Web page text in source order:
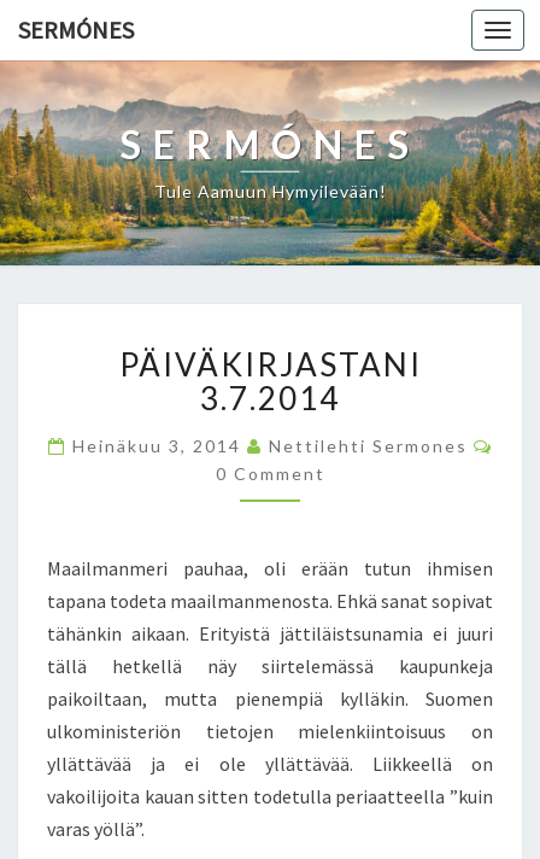
SERMÓNES
SERMÓNES
Tule Aamuun Hymyilevään!
Ä
I
V
Ä
K
I
A
S
T
A
I
3
.
7
PÄIVÄKIRJASTANI
3.7.2014
Heinäkuu 3, 2014 Nettilehti Sermones
0 Comment
Maailmanmeri pauhaa, oli erään tutun ihmisen
tapana todeta maailmanmenosta. Ehkä sanat sopivat
tähänkin aikaan. Erityistä jättiläistsunamia ei juuri
tällä hetkellä näy siirtelemässä kaupunkeja
paikoiltaan, mutta pienempiä kylläkin. Suomen
ulkoministeriön tietojen mielenkiintoisuus on
yllättävää ja ei ole yllättävää. Liikkeellä on
vakoilijoita kauan sitten todetulla periaatteella ”kuin
varas yöllä”.